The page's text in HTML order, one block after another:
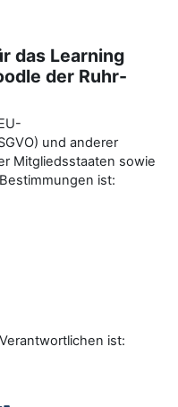
das Learning
der Ruhr-
und anderer
Mitgliedsstaaten sowie
ist:
ist: